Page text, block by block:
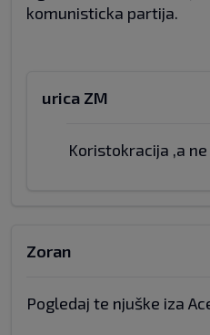
komunisticka partija.
urica ZM
Koristokracija ,a
Zoran
Pogledaj te njuške iza